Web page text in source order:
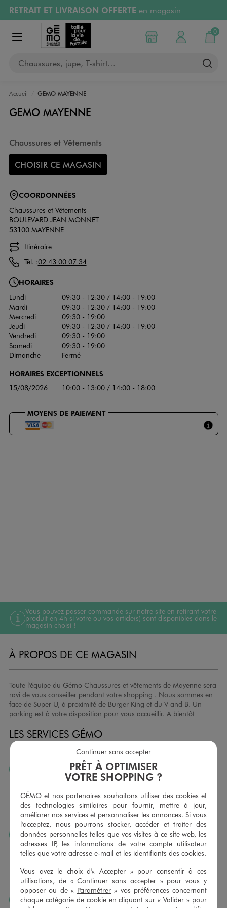
Aller au contenu principal
Aller à la navigation
RETRAIT ET LIVRAISON OFFERTE en magasin
Retours OFFERTSpendant 30 jours
PAYEZ EN 3x SANS FRAIS
RÉSERVATION GRATUITE
Afficher le menu
Chaussures, jupe, T-shirt…
Choisir mon magasin
Mon compte
0
Mon
Accueil GEMO MAYENNE
GEMO MAYENNE
Chaussures et Vêtements
CHOISIR CE MAGASIN
COORDONNÉES
Chaussures et Vêtements
BOULEVARD JEAN MONNET
53100 MAYENNE
Itinéraire
Tél. :02 43 00 07 34
HORAIRES
Lundi
09:30 - 12:30 / 14:00 - 19:00
Mardi
09:30 - 12:30 / 14:00 - 19:00
Mercredi
09:30 - 19:00
Jeudi
09:30 - 12:30 / 14:00 - 19:00
Vendredi
09:30 - 19:00
Samedi
09:30 - 19:00
Dimanche
Fermé
HORAIRES EXCEPTIONNELS
15/08/2026 10:00 - 13:00 / 14:00 - 18:00
MOYENS DE PAIEMENT
Vous pouvez passer commande sur notre site en retirant votre
produit en 4h si votre ou vos article(s) sont disponibles dans le
magasin choisi !
À PROPOS DE CE MAGASIN
Toute l'équipe du Gémo Chaussures et vêtements de Mayenne sera
ravi de vous conseiller pendant votre shopping . Nous sommes en
face de Super U, à proximité de Burger King et du V and B. Un
parking est à votre disposition pour vous accueillir. A bientôt
LES SERVICES GÉMO
JE PEUX CHANGER D’AVIS
Nous échangeons et vous proposons un avoir ou un
remboursement pour tout article non porté, non retouché,
sous 30 jours, sur simple présentation du ticket de caisse,
dans tous les magasins GÉMO.
JE PEUX FAIRE RETOUCHER MES ARTICLES
Ourlets, ceintures… vous avez la possibilité de faire
retoucher vos articles textiles dans nos magasins. Les tarifs
sont à votre disposition sur simple demande. Voir
conditions en magasins.
J’AIME FAIRE PLAISIR
PRÊT À OPTIMISER
VOTRE SHOPPING ?
GÉMO et nos partenaires souhaitons utiliser des cookies et
des technologies similaires pour fournir, mettre à jour,
améliorer nos services et personnaliser les annonces. Si vous
l'acceptez, nous pourrons stocker, accéder et traiter des
données personnelles telles que vos visites à ce site web, les
adresses IP, les informations de votre compte utilisateur
telles que votre adresse e-mail et les identifiants des cookies.
Vous avez le choix d'« Accepter » pour consentir à ces
utilisations, de « Continuer sans accepter » pour vous y
opposer ou de « Paramétrer » vos préférences concernant
chaque catégorie de cookie en cliquant sur « Valider » pour
Continuer sans accepter